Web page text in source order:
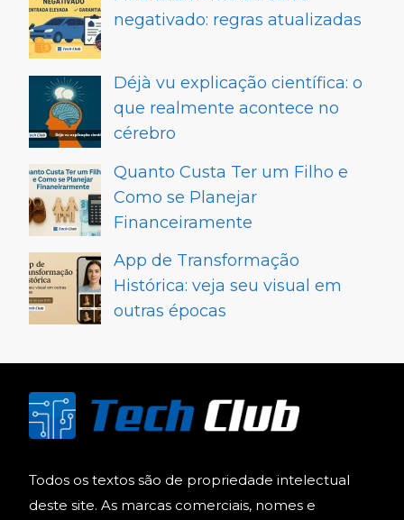
negativado: regras atualizadas
Déjà vu explicação científica: o
que realmente acontece no
cérebro
Quanto Custa Ter um Filho e
Como se Planejar
Financeiramente
App de Transformação
Histórica: veja seu visual em
outras épocas
Todos os textos são de propriedade intelectual
deste site. As marcas comerciais, nomes e